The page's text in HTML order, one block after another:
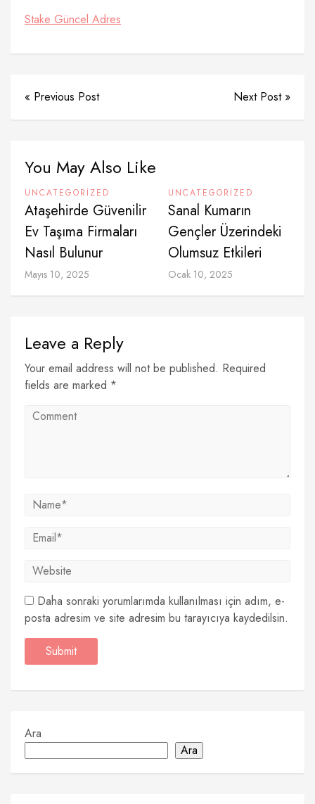
Stake Güncel Adres
« Previous Post Next Post »
You May Also Like
UNCATEGORIZED
Ataşehirde Güvenilir
Ev Taşıma Firmaları
Nasıl Bulunur
Mayıs 10, 2025
UNCATEGORIZED
Sanal Kumarın
Gençler Üzerindeki
Olumsuz Etkileri
Ocak 10, 2025
Leave a Reply
Your email address will not be published. Required
fields are marked *
Daha sonraki yorumlarımda kullanılması için adım, e-
posta adresim ve site adresim bu tarayıcıya kaydedilsin.
Ara
Ara